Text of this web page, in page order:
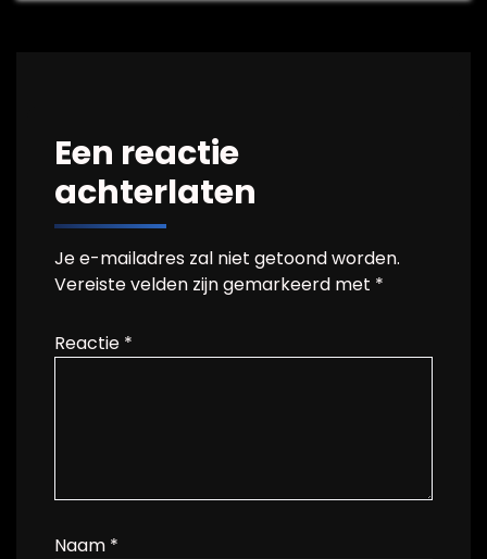
Een reactie
achterlaten
Je e-mailadres zal niet getoond worden.
Vereiste velden zijn gemarkeerd met *
Reactie *
Naam *